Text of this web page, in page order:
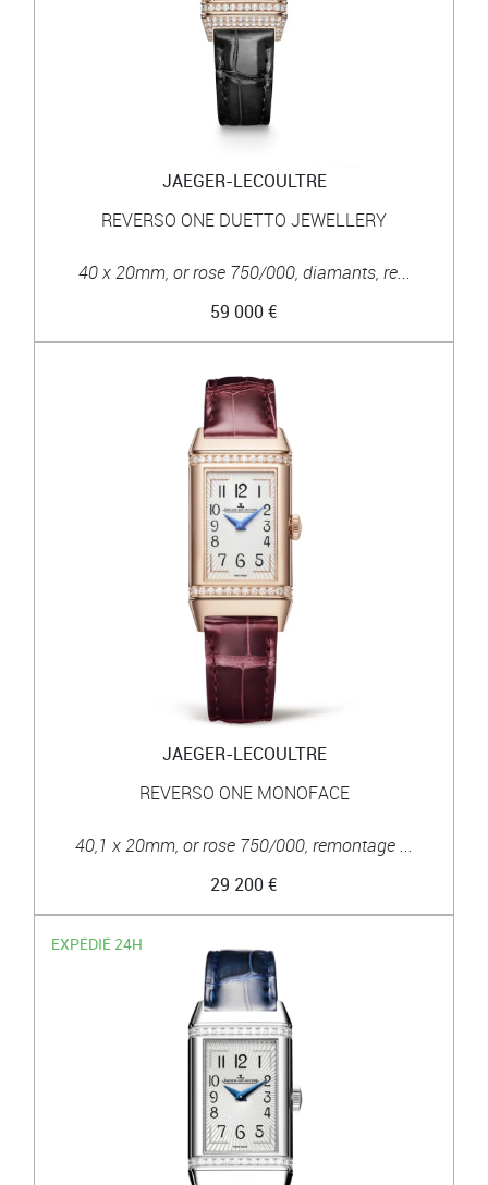
JAEGER-LECOULTRE
REVERSO ONE DUETTO JEWELLERY
40 x 20mm, or rose 750/000, diamants, re...
59 000 €
JAEGER-LECOULTRE
REVERSO ONE MONOFACE
40,1 x 20mm, or rose 750/000, remontage ...
29 200 €
EXPÉDIÉ 24H